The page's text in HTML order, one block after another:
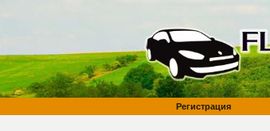
Регистрация